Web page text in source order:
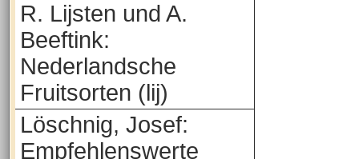
R. Lijsten und A.
Beeftink:
Nederlandsche
Fruitsorten (lij)
Löschnig, Josef:
Empfehlenswerte